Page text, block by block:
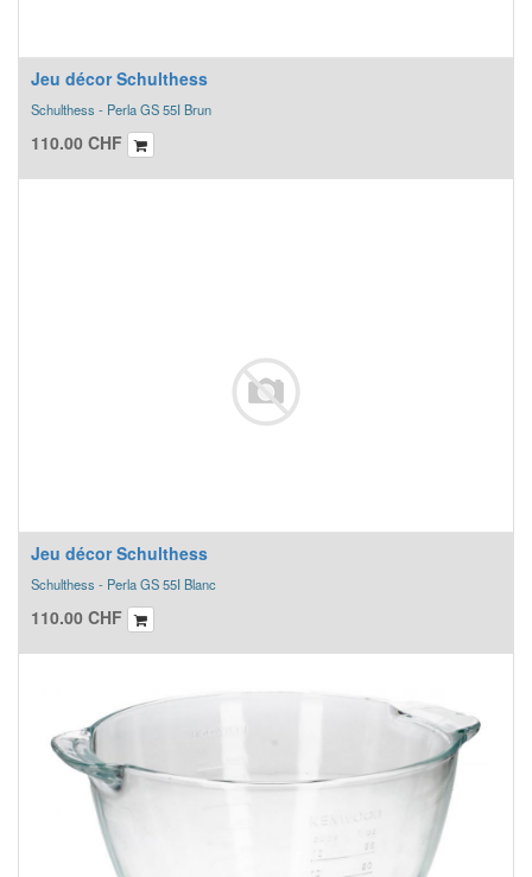
Jeu décor Schulthess
Schulthess - Perla GS 55I Brun
110.00 CHF
Jeu décor Schulthess
Schulthess - Perla GS 55I Blanc
110.00 CHF